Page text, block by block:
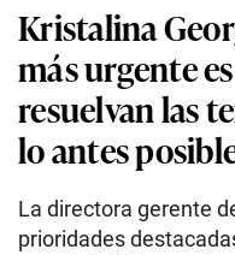
Kristalina
más urgente
resuelvan las
lo antes
La directora gerente
prioridades